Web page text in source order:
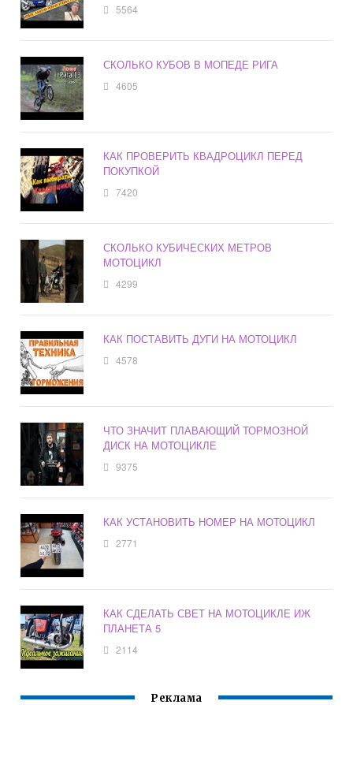
5564
СКОЛЬКО КУБОВ В МОПЕДЕ РИГА
4605
КАК ПРОВЕРИТЬ КВАДРОЦИКЛ ПЕРЕД
ПОКУПКОЙ
7420
СКОЛЬКО КУБИЧЕСКИХ МЕТРОВ
МОТОЦИКЛ
4299
КАК ПОСТАВИТЬ ДУГИ НА МОТОЦИКЛ
4578
ЧТО ЗНАЧИТ ПЛАВАЮЩИЙ ТОРМОЗНОЙ
ДИСК НА МОТОЦИКЛЕ
9375
КАК УСТАНОВИТЬ НОМЕР НА МОТОЦИКЛ
2771
КАК СДЕЛАТЬ СВЕТ НА МОТОЦИКЛЕ ИЖ
ПЛАНЕТА 5
2114
Реклама